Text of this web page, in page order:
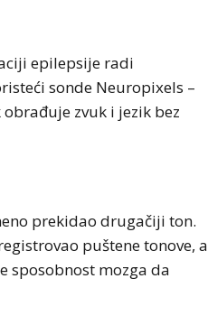
epilepsije radi
sonde Neuropixels –
zvuk i jezik bez
prekidao drugačiji ton.
puštene tonove, a
sposobnost mozga da